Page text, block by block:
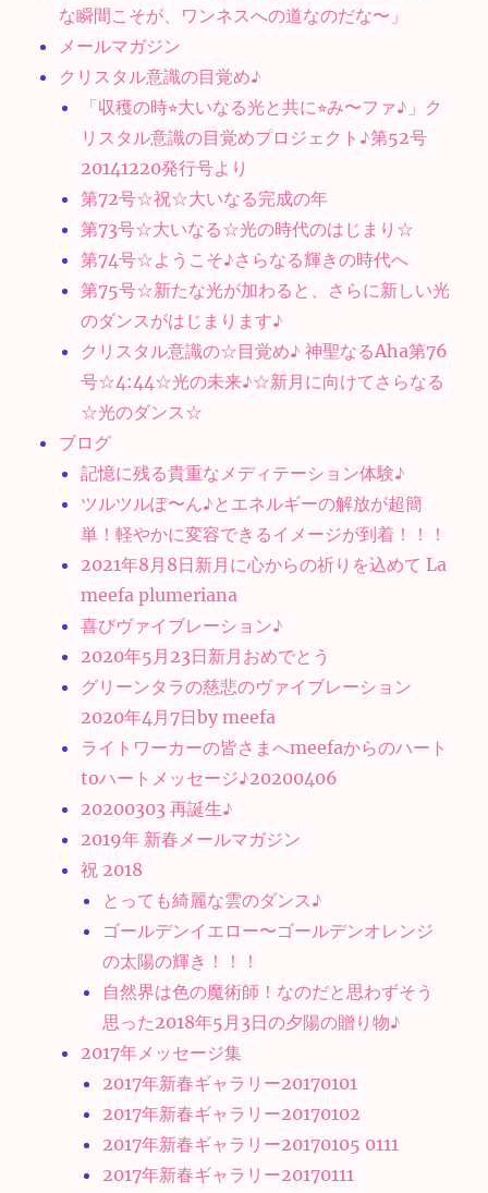
な瞬間こそが、ワンネスへの道なのだな〜」
メールマガジン
クリスタル意識の目覚め♪
「収穫の時⭐︎大いなる光と共に⭐︎み〜ファ♪」ク
リスタル意識の目覚めプロジェクト♪第52号
20141220発行号より
第72号☆祝☆大いなる完成の年
第73号☆大いなる☆光の時代のはじまり☆
第74号☆ようこそ♪さらなる輝きの時代へ
第75号☆新たな光が加わると、さらに新しい光
のダンスがはじまります♪
クリスタル意識の☆目覚め♪ 神聖なるAha第76
号☆4:44☆光の未来♪☆新月に向けてさらなる
☆光のダンス☆
ブログ
記憶に残る貴重なメディテーション体験♪
ツルツルぽ〜ん♪とエネルギーの解放が超簡
単！軽やかに変容できるイメージが到着！！！
2021年8月8日新月に心からの祈りを込めて La
meefa plumeriana
喜びヴァイブレーション♪
2020年5月23日新月おめでとう
グリーンタラの慈悲のヴァイブレーション
2020年4月7日by meefa
ライトワーカーの皆さまへmeefaからのハート
toハートメッセージ♪20200406
20200303 再誕生♪
2019年 新春メールマガジン
祝 2018
とっても綺麗な雲のダンス♪
ゴールデンイエロー〜ゴールデンオレンジ
の太陽の輝き！！！
自然界は色の魔術師！なのだと思わずそう
思った2018年5月3日の夕陽の贈り物♪
2017年メッセージ集
2017年新春ギャラリー20170101
2017年新春ギャラリー20170102
2017年新春ギャラリー20170105 0111
2017年新春ギャラリー20170111